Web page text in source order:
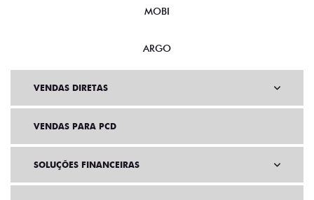
MOBI
ARGO
VENDAS DIRETAS
VENDAS PARA PCD
SOLUÇÕES FINANCEIRAS